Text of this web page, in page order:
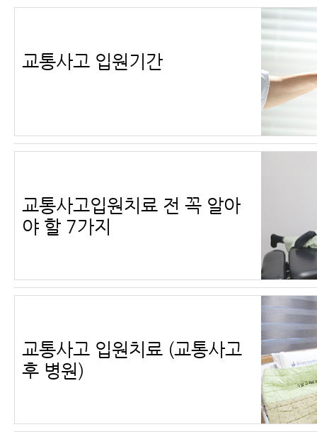
교통사고 입원기간
교통사고입원치료 전 꼭 알아
야 할 7가지
교통사고 입원치료 (교통사고
후 병원)